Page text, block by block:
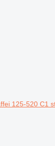
125-520 C1